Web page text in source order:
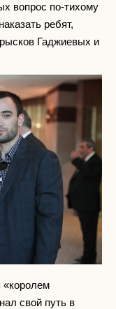
вопрос по-тихому
ребят,
Гаджиевых и
«королем
свой путь в